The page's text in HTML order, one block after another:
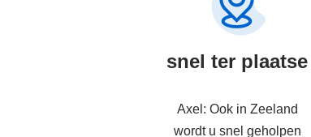
snel ter plaatse
Axel: Ook in Zeeland
wordt u snel geholpen